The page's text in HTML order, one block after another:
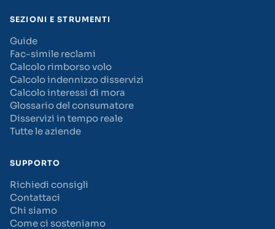
SEZIONI E STRUMENTI
Guide
Fac-simile reclami
Calcolo rimborso volo
Calcolo indennizzo disservizi
Calcolo interessi di mora
Glossario del consumatore
Disservizi in tempo reale
Tutte le aziende
SUPPORTO
Richiedi consigli
Contattaci
Chi siamo
Come ci sosteniamo